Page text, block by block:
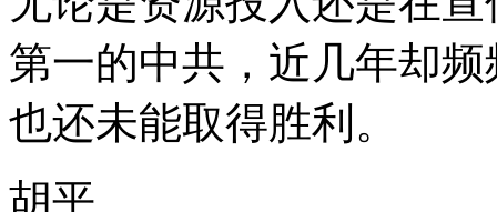
第一的中共，近几年却
也还未能取得胜利。
胡平